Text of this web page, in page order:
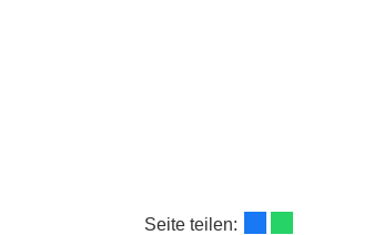
Seite teilen: